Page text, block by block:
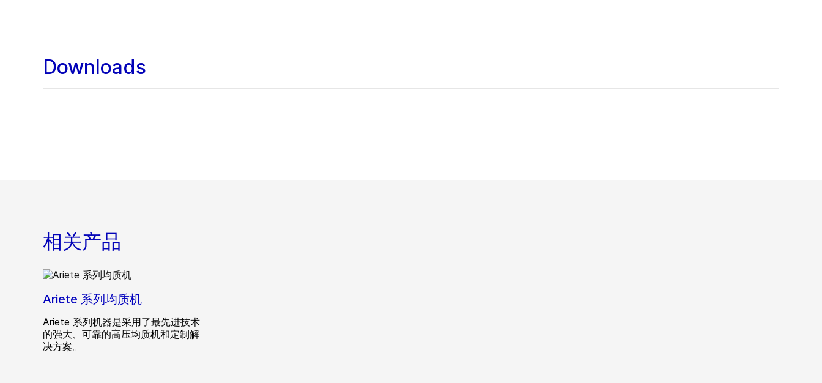
Downloads
相关产品
Ariete 系列均质机
Ariete 系列机器是采用了最先进技术
的强大、可靠的高压均质机和定制解
决方案。